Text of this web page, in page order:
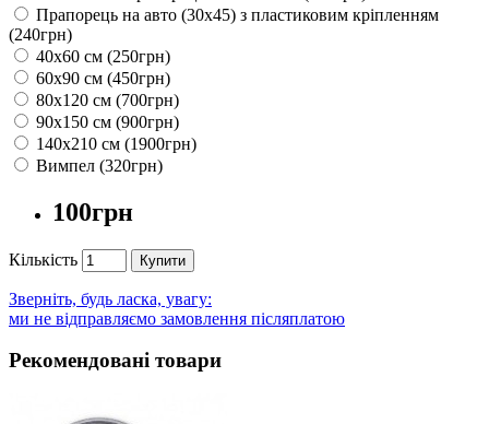
Прапорець на авто (30х45) з пластиковим кріпленням
(240грн)
40х60 см (250грн)
60х90 см (450грн)
80х120 см (700грн)
90х150 см (900грн)
140х210 см (1900грн)
Вимпел (320грн)
100грн
Кількість Купити
Зверніть, будь ласка, увагу:
ми не відправляємо замовлення післяплатою
Рекомендовані товари